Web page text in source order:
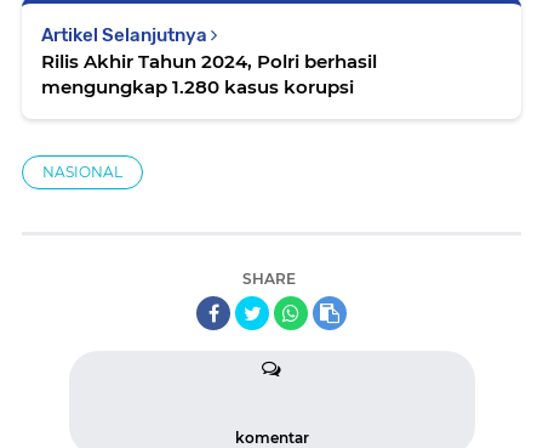
Artikel Selanjutnya
Rilis Akhir Tahun 2024, Polri berhasil
mengungkap 1.280 kasus korupsi
NASIONAL
SHARE
komentar